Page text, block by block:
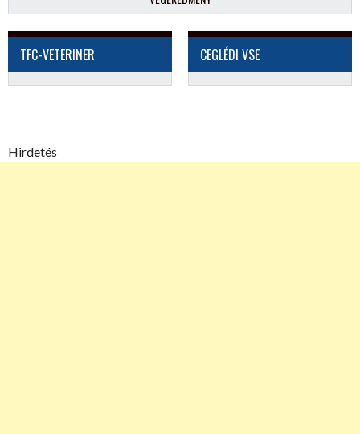
TFC-VETERINER CEGLÉDI VSE
Hirdetés